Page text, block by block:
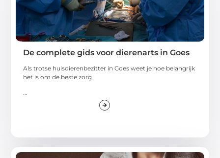
De complete gids voor dierenarts in Goes
Als trotse huisdierenbezitter in Goes weet je hoe belangrijk
het is om de beste zorg
...